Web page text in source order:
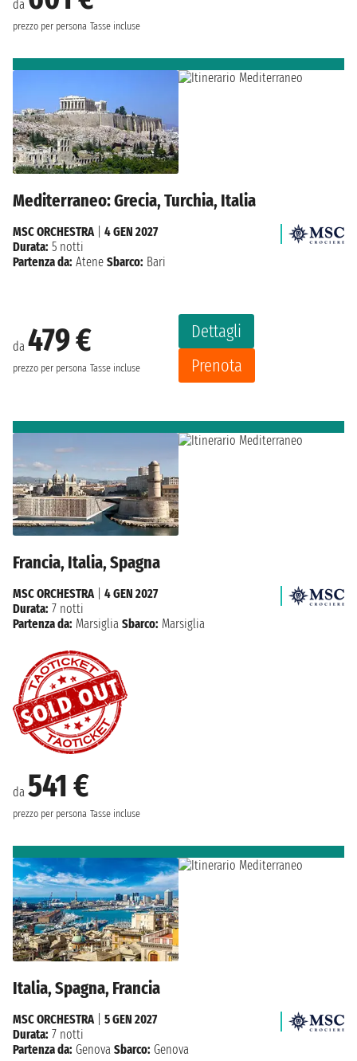
da
prezzo per persona Tasse incluse
Mediterraneo: Grecia, Turchia, Italia
da 479 €
prezzo per persona Tasse incluse
Dettagli
Prenota
MSC ORCHESTRA
4 GEN 2027
Durata: 5 notti
Partenza da: Atene Sbarco: Bari
Francia, Italia, Spagna
da 541 €
prezzo per persona Tasse incluse
MSC ORCHESTRA| 4 GEN 2027
Durata: 7 notti
Partenza da: Marsiglia Sbarco: Marsiglia
Italia, Spagna, Francia
MSC ORCHESTRA
5 GEN 2027
Durata: 7 notti
Partenza da: Genova Sbarco: Genova